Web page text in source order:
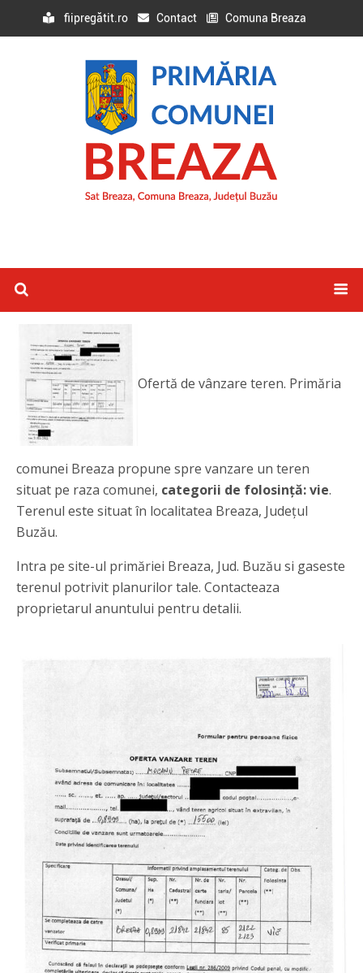
fiipregătit.ro Contact Comuna Breaza
Ofertă de vânzare teren. Primăria
comunei Breaza propune spre vanzare un teren
situat pe raza comunei, categorii de folosință: vie.
Terenul este situat în localitatea Breaza, Județul
Buzău.
Intra pe site-ul primăriei Breaza, Jud. Buzău si gaseste
terenul potrivit planurilor tale. Contacteaza
proprietarul anuntului pentru detalii.